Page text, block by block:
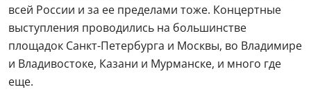
всей России и за ее пределами тоже. Концертные
выступления проводились на большинстве
площадок Санкт-Петербурга и Москвы, во Владимире
и Владивостоке, Казани и Мурманске, и много где
еще.